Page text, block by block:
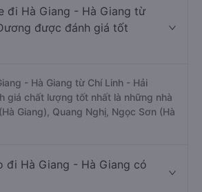
đi Hà Giang - Hà Giang từ
được đánh giá tốt
- Hà Giang từ Chí Linh - Hải
giá chất lượng tốt nhất là những nhà
Giang), Quang Nghị, Ngọc Sơn (Hà
đi Hà Giang - Hà Giang có